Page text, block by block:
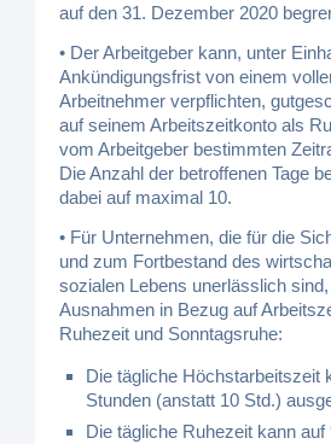
auf den 31. Dezember 2020
• Der Arbeitgeber kann, unter
Ankündigungsfrist von einem
Arbeitnehmer verpflichten,
auf seinem Arbeitszeitkonto als
vom Arbeitgeber bestimmten
Die Anzahl der betroffenen Tage
dabei auf maximal 10.
• Für Unternehmen, die für die
und zum Fortbestand des
sozialen Lebens unerlässlich
Ausnahmen in Bezug auf
Ruhezeit und Sonntagsruhe:
Die tägliche Höchstarbeitszeit
Stunden (anstatt 10 Std.)
Die tägliche Ruhezeit kann auf